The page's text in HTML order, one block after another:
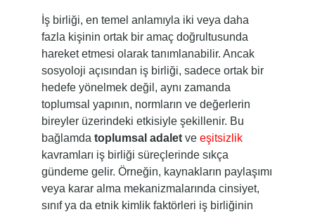
İş birliği, en temel anlamıyla iki veya daha
fazla kişinin ortak bir amaç doğrultusunda
hareket etmesi olarak tanımlanabilir. Ancak
sosyoloji açısından iş birliği, sadece ortak bir
hedefe yönelmek değil, aynı zamanda
toplumsal yapının, normların ve değerlerin
bireyler üzerindeki etkisiyle şekillenir. Bu
bağlamda toplumsal adaletve eşitsizlik
kavramları iş birliği süreçlerinde sıkça
gündeme gelir. Örneğin, kaynakların paylaşımı
veya karar alma mekanizmalarında cinsiyet,
sınıf ya da etnik kimlik faktörleri iş birliğinin